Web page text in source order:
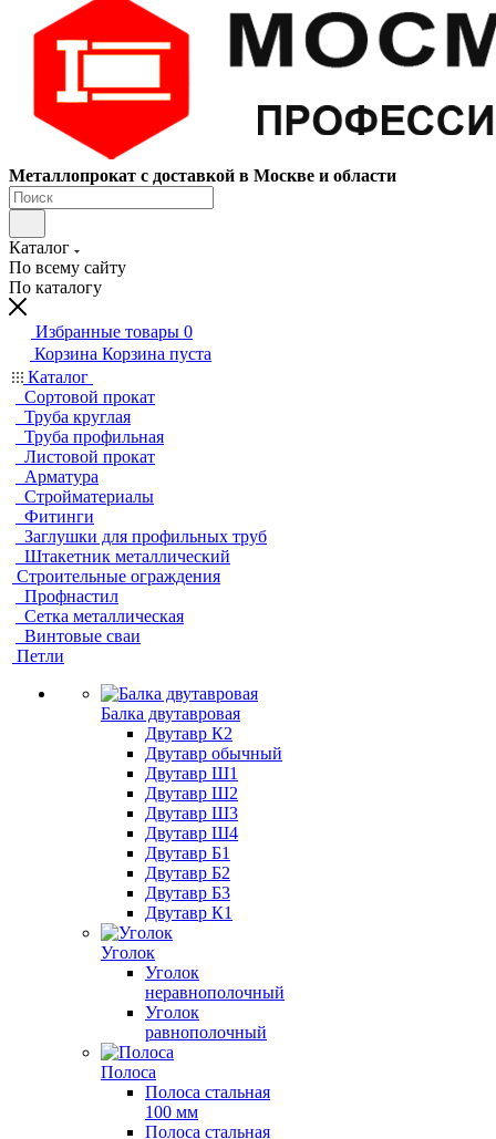
Металлопрокат с доставкой в Москве и области
Каталог
По всему сайту
По каталогу
Избранные товары 0
Корзина Корзина пуста
Каталог
Сортовой прокат
Труба круглая
Труба профильная
Листовой прокат
Арматура
Стройматериалы
Фитинги
Заглушки для профильных труб
Штакетник металлический
Строительные ограждения
Профнастил
Сетка металлическая
Винтовые сваи
Петли
Балка двутавровая
Двутавр К2
Двутавр обычный
Двутавр Ш1
Двутавр Ш2
Двутавр Ш3
Двутавр Ш4
Двутавр Б1
Двутавр Б2
Двутавр Б3
Двутавр К1
Уголок
Уголок
неравнополочный
Уголок
равнополочный
Полоса
Полоса стальная
100 мм
Полоса стальная